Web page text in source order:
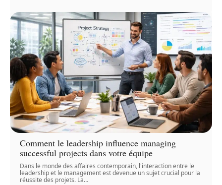
Comment le leadership influence managing
successful projects dans votre équipe
Dans le monde des affaires contemporain, l'interaction entre le
leadership et le management est devenue un sujet crucial pour la
réussite des projets. La…